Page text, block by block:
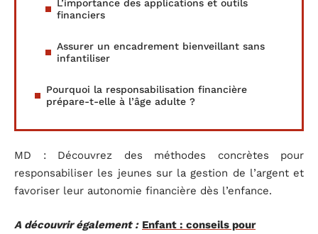
L’importance des applications et outils
financiers
Assurer un encadrement bienveillant sans
infantiliser
Pourquoi la responsabilisation financière
prépare-t-elle à l’âge adulte ?
MD : Découvrez des méthodes concrètes pour
responsabiliser les jeunes sur la gestion de l’argent et
favoriser leur autonomie financière dès l’enfance.
A découvrir également : Enfant : conseils pour